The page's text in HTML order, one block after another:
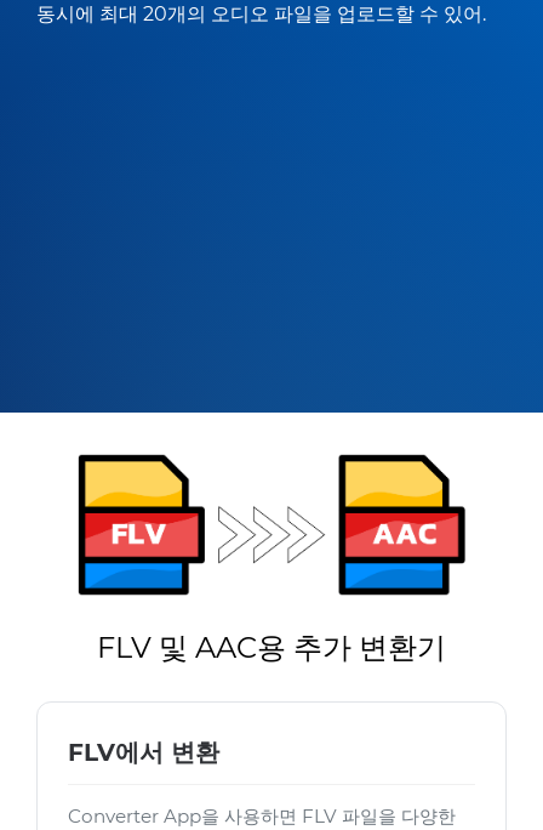
동시에 최대 20개의 오디오 파일을 업로드할 수 있어.
FLV 및 AAC용 추가 변환기
FLV에서 변환
Converter App을 사용하면 FLV 파일을 다양한